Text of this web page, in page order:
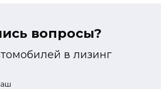
вопросы?
в лизинг